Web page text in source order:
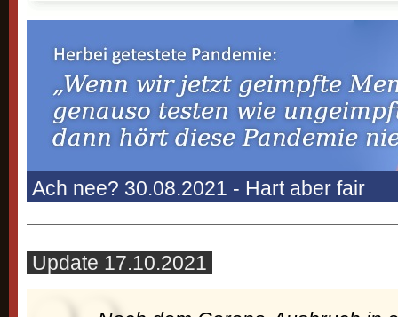
Ach nee? 30.08.2021 - Hart aber fair
Update 17.10.2021